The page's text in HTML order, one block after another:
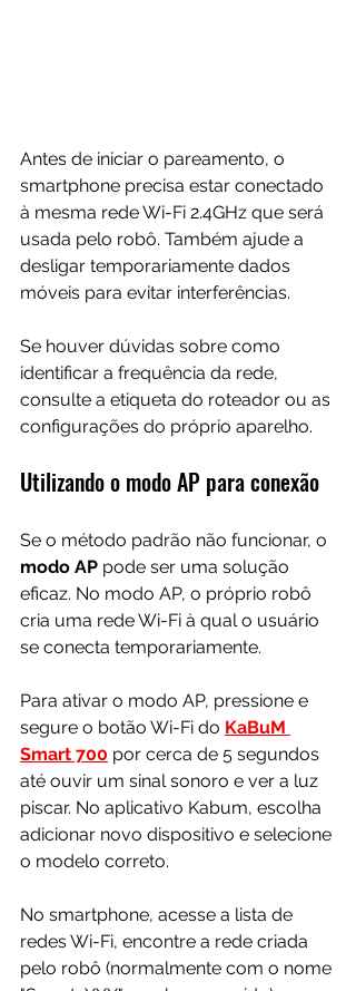
Antes de iniciar o pareamento, o
smartphone precisa estar conectado
à mesma rede Wi-Fi 2.4GHz que será
usada pelo robô. Também ajude a
desligar temporariamente dados
móveis para evitar interferências.
Se houver dúvidas sobre como
identificar a frequência da rede,
consulte a etiqueta do roteador ou as
configurações do próprio aparelho.
Utilizando o modo AP para conexão
Se o método padrão não funcionar, o
modo AP pode ser uma solução
eficaz. No modo AP, o próprio robô
cria uma rede Wi-Fi à qual o usuário
se conecta temporariamente.
Para ativar o modo AP, pressione e
segure o botão Wi-Fi do KaBuM
Smart 700 por cerca de 5 segundos
até ouvir um sinal sonoro e ver a luz
piscar. No aplicativo Kabum, escolha
adicionar novo dispositivo e selecione
o modelo correto.
No smartphone, acesse a lista de
redes Wi-Fi, encontre a rede criada
pelo robô (normalmente com o nome